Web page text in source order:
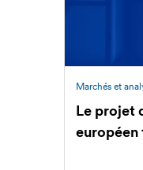
Marchés et
Le projet